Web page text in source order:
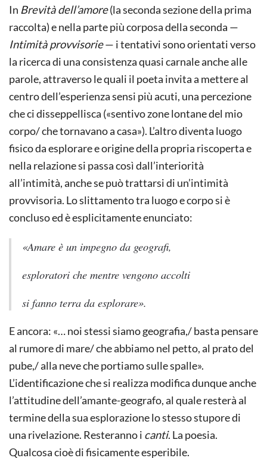
In Brevità dell’amore(la seconda sezione della prima
raccolta) e nella parte più corposa della seconda —
Intimità provvisorie— i tentativi sono orientati verso
la ricerca di una consistenza quasi carnale anche alle
parole, attraverso le quali il poeta invita a mettere al
centro dell’esperienza sensi più acuti, una percezione
che ci disseppellisca («sentivo zone lontane del mio
corpo/ che tornavano a casa»). L’altro diventa luogo
fisico da esplorare e origine della propria riscoperta e
nella relazione si passa così dall’interiorità
all’intimità, anche se può trattarsi di un’intimità
provvisoria. Lo slittamento tra luogo e corpo si è
concluso ed è esplicitamente enunciato:
«Amare è un impegno da geografi,
esploratori che mentre vengono accolti
si fanno terra da esplorare».
E ancora: «… noi stessi siamo geografia,/ basta pensare
al rumore di mare/ che abbiamo nel petto, al prato del
pube,/ alla neve che portiamo sulle spalle».
L’identificazione che si realizza modifica dunque anche
l’attitudine dell’amante-geografo, al quale resterà al
termine della sua esplorazione lo stesso stupore di
una rivelazione. Resteranno i canti. La poesia.
Qualcosa cioè di fisicamente esperibile.